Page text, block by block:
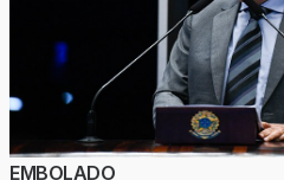
EMBOLADO